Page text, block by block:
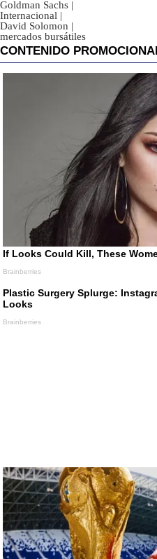
Goldman Sachs |
Internacional |
David Solomon |
mercados bursátiles